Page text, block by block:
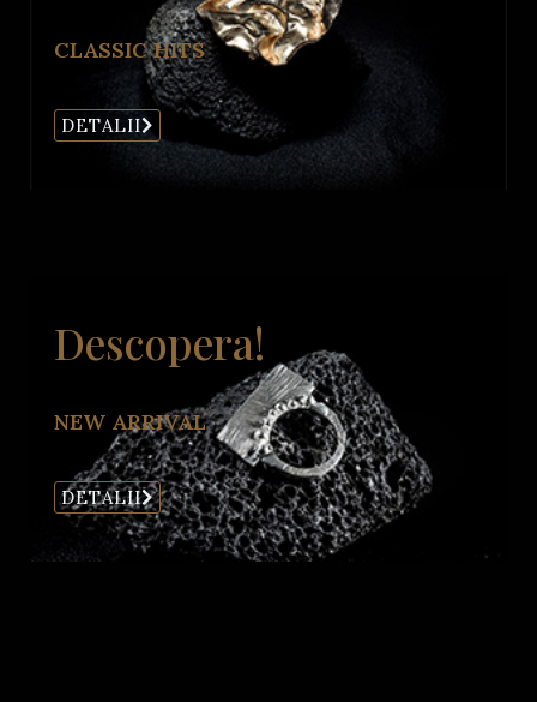
CLASSIC HITS
DETALII
Descopera!
NEW ARRIVAL
DETALII